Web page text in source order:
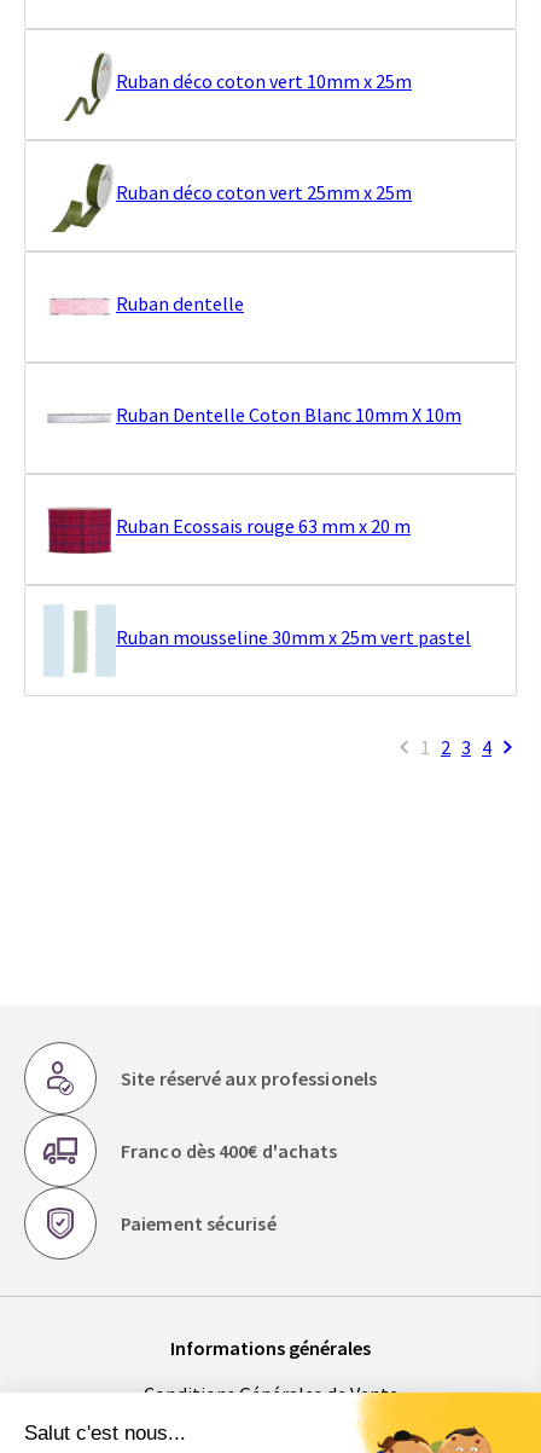
Ruban déco coton vert 10mm x 25m
Ruban déco coton vert 25mm x 25m
Ruban dentelle
Ruban Dentelle Coton Blanc 10mm X 10m
Ruban Ecossais rouge 63 mm x 20 m
Ruban mousseline 30mm x 25m vert pastel
1 2 3 4
Site réservé aux professionels
Franco dès 400€ d'achats
Paiement sécurisé
Informations générales
Conditions Générales de Vente